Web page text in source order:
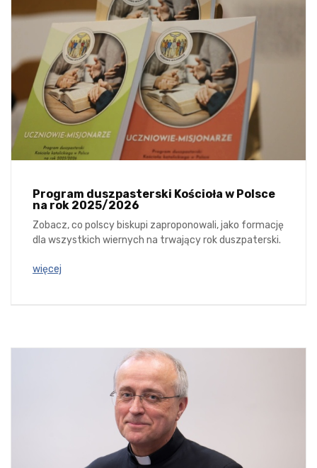
Program duszpasterski Kościoła w Polsce
na rok 2025/2026
Zobacz, co polscy biskupi zaproponowali, jako formację
dla wszystkich wiernych na trwający rok duszpaterski.
więcej